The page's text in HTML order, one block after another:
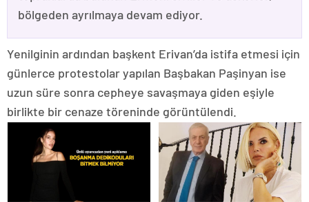
bölgeden ayrılmaya devam ediyor.
Yenilginin ardından başkent Erivan’da istifa etmesi için
günlerce protestolar yapılan Başbakan Paşinyan ise
uzun süre sonra cepheye savaşmaya giden eşiyle
birlikte bir cenaze töreninde görüntülendi.